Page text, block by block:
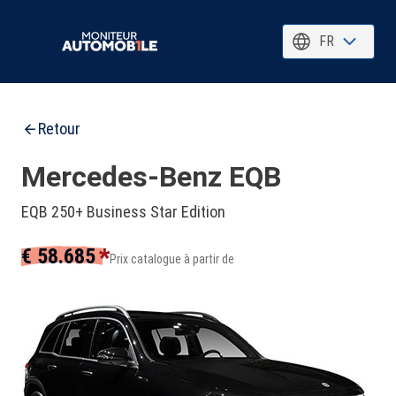
FR
Retour
Mercedes-Benz EQB
EQB 250+ Business Star Edition
€ 58.685*Prix catalogue à partir de